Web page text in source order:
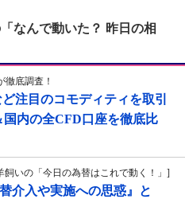
なんで動いた？ 昨日の相
底調査！
注目のコモディティを取引
内の全CFD口座を徹底比
いの「今日の為替はこれで動く！」]
介入や実施への思惑』と